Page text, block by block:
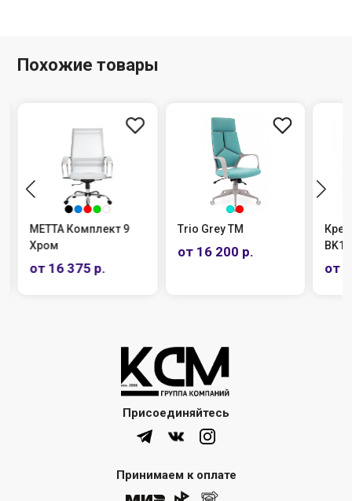
Похожие товары
МЕТТА Комплект 9
Хром
от 16 375 р.
Trio Grey TM
от 16 200 р.
от
Присоединяйтесь
Принимаем к оплате